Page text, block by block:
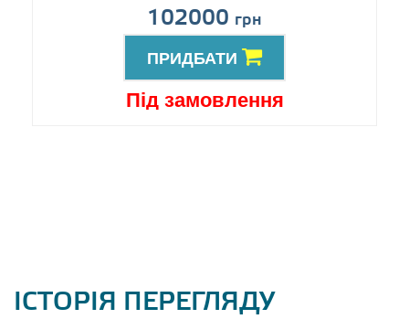
102000 грн
ПРИДБАТИ
Під замовлення
ІСТОРІЯ ПЕРЕГЛЯДУ